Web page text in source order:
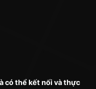
có thể kết nối và thực